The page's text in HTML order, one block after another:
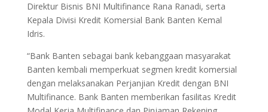
Direktur Bisnis BNI Multifinance Rana Ranadi, serta
Kepala Divisi Kredit Komersial Bank Banten Kemal
Idris.
“Bank Banten sebagai bank kebanggaan masyarakat
Banten kembali memperkuat segmen kredit komersial
dengan melaksanakan Perjanjian Kredit dengan BNI
Multifinance. Bank Banten memberikan fasilitas Kredit